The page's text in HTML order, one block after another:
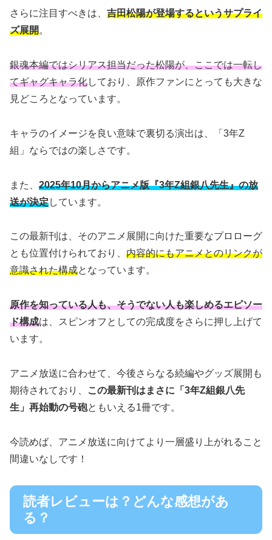
さらに注目すべきは、 吉田松陽が登場するというサプライ
ズ展開。
銀魂本編ではシリアス担当だった松陽が、ここでは一転し
てギャグキャラ化しており、原作ファンにとっても大きな
見どころとなっています。
キャラのイメージを良い意味で裏切る演出は、「3年Z
組」ならではの楽しさです。
また、 2025年10月からアニメ版『3年Z組銀八先生』の放
送が決定しています。
この最新刊は、そのアニメ展開に向けた重要なプロローグ
とも位置付けられており、 内容的にもアニメとのリンクが
意識された構成となっています。
原作を知っている人も、そうでない人も楽しめるエピソー
ド構成は、スピンオフとしての完成度をさらに押し上げて
います。
アニメ放送に合わせて、今後さらなる続編やグッズ展開も
期待されており、
この最新刊はまさに「3年Z組銀八先
生」再始動の号砲ともいえる1冊です。
今読めば、アニメ放送に向けてより一層盛り上がれること
間違いなしです！
読者レビューは？どんな感想があ
る？